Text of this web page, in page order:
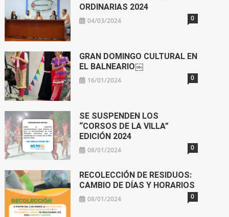
ORDINARIAS 2024
04/03/2024 0
GRAN DOMINGO CULTURAL EN
EL BALNEARIO￼
16/01/2024 0
SE SUSPENDEN LOS
“CORSOS DE LA VILLA”
EDICIÓN 2024
08/01/2024 0
RECOLECCIÓN DE RESIDUOS:
CAMBIO DE DÍAS Y HORARIOS
08/01/2024 0